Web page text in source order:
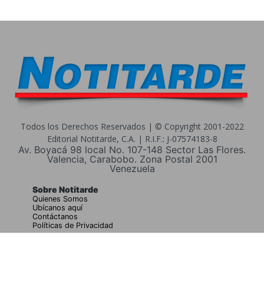
Todos los Derechos Reservados | © Copyright 2001-2022
Editorial Notitarde, C.A. | R.I.F.: J-07574183-8
Av. Boyacá 98 local No. 107-148 Sector Las Flores.
Valencia, Carabobo. Zona Postal 2001
Venezuela
Sobre Notitarde
Quienes Somos
Ubícanos aquí
Contáctanos
Políticas de Privacidad